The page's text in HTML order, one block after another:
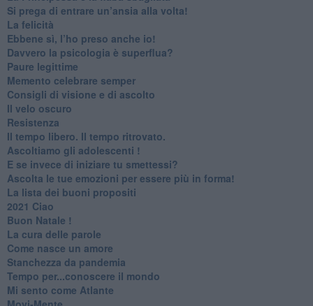
Si prega di entrare un’ansia alla volta!
​La felicità
​Ebbene sì, l’ho preso anche io!
​Davvero la psicologia è superflua?
Paure legittime
​Memento celebrare semper
​Consigli di visione e di ascolto
​Il velo oscuro
Resistenza
​Il tempo libero. Il tempo ritrovato.
Ascoltiamo gli adolescenti !
​E se invece di iniziare tu smettessi?
​Ascolta le tue emozioni per essere più in forma!
​La lista dei buoni propositi
2021 Ciao
Buon Natale !
​La cura delle parole
​Come nasce un amore
Stanchezza da pandemia
​Tempo per...conoscere il mondo
​Mi sento come Atlante